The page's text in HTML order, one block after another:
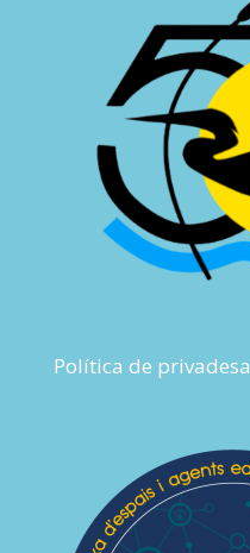
Política de privadesa